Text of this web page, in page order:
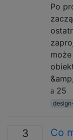
Po
25
3
Co